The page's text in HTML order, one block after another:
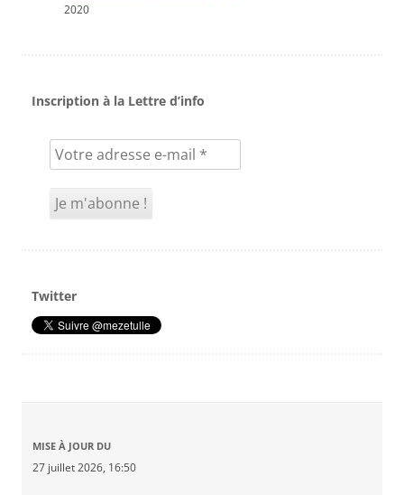
2020
Inscription à la Lettre d’info
Twitter
MISE À JOUR DU
27 juillet 2026, 16:50